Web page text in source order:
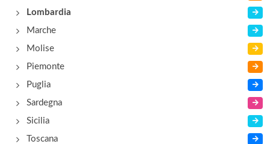
Lombardia
Marche
Molise
Piemonte
Puglia
Sardegna
Sicilia
Toscana